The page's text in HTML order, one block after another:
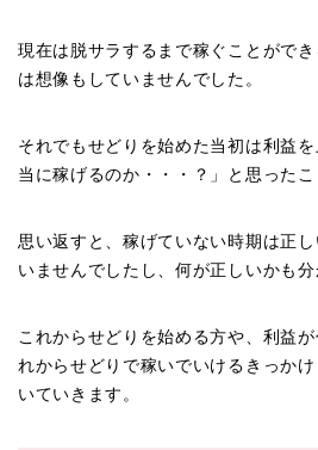
現在は脱サラするまで稼ぐことがで
は想像もしていませんでした。
それでもせどりを始めた当初は利益
当に稼げるのか・・・？」と思ったこ
思い返すと、稼げていない時期は正
いませんでしたし、何が正しいかも分
これからせどりを始める方や、利益
れからせどりで稼いでいけるきっか
いていきます。